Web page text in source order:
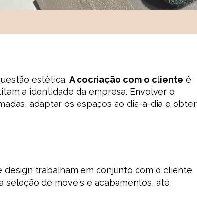
estética. A cocriação com o cliente é
a identidade da empresa. Envolver o
adaptar os espaços ao dia-a-dia e obter
trabalham em conjunto com o cliente
seleção de móveis e acabamentos, até